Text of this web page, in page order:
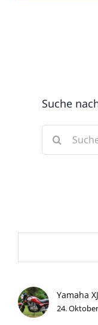
Suche
nach:
Yamaha
24.